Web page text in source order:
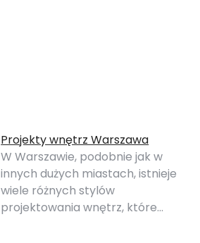
Projekty wnętrz Warszawa
W Warszawie, podobnie jak w
innych dużych miastach, istnieje
wiele różnych stylów
projektowania wnętrz, które…